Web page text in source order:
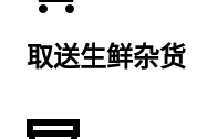
取送生鲜杂货